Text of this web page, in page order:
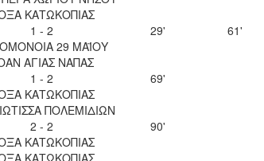
ΚΑΤΩΚΟΠΙΑΣ
1 - 2
29 ΜΑΪΟΥ
29'
61'
ΑΓΙΑΣ ΝΑΠΑΣ
1 - 2
ΚΑΤΩΚΟΠΙΑΣ
69'
ΠΟΛΕΜΙΔΙΩΝ
2 - 2
ΚΑΤΩΚΟΠΙΑΣ
90'